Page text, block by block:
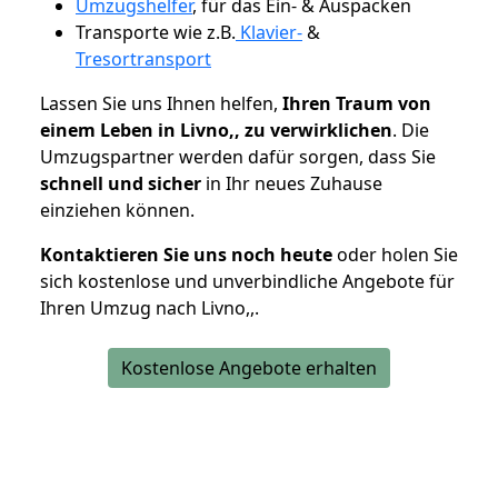
Umzugshelfer, für das Ein- & Auspacken
Transporte wie z.B. Klavier-&
Tresortransport
Lassen Sie uns Ihnen helfen, Ihren Traum von
einem Leben in Livno,, zu verwirklichen. Die
Umzugspartner werden dafür sorgen, dass Sie
schnell und sicher in Ihr neues Zuhause
einziehen können.
Kontaktieren Sie uns noch heuteoder holen Sie
sich kostenlose und unverbindliche Angebote für
Ihren Umzug nach Livno,,.
Kostenlose Angebote erhalten